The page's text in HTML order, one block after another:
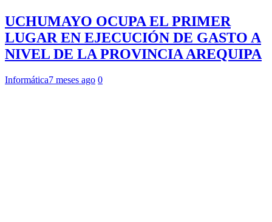
UCHUMAYO OCUPA EL PRIMER
LUGAR EN EJECUCIÓN DE GASTO A
NIVEL DE LA PROVINCIA AREQUIPA
Informática7 meses ago 0